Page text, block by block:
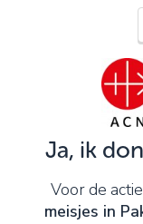
Ja, ik
Voor de actie
meisjes in
Je kunt nog
Controleer en